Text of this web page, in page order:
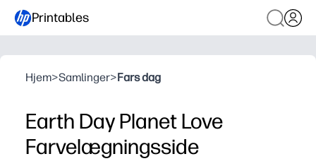
Printables
Hjem>Samlinger>Fars dag
Earth Day Planet Love
Farvelægningsside